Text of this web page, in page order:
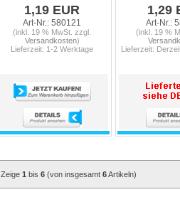
1,19 EUR
Art-Nr.: 580121
(inkl. 19 % MwSt. zzgl.
Versandkosten)
Lieferzeit: 1-2 Werktage
1,29
Art-Nr.:
(inkl. 19 %
Lieferzeit:
Zeige 1 bis 6 (von insgesamt 6Artikeln)